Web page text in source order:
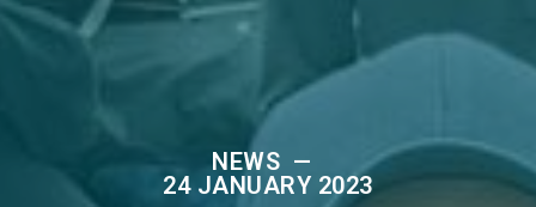
NEWS —
24 JANUARY 2023